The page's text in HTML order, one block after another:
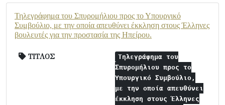
Τηλεγράφημα του Σπυρομήλιου προς το Υπουργικό
Συμβούλιο, με την οποία απευθύνει έκκληση στους Έλληνες
βουλευτές για την προστασία της Ηπείρου.
ΤΙΤΛΟΣ
Τηλεγράφημα του
Σπυρομήλιου προς το
Υπουργικό Συμβούλιο,
με την οποία απευθύνει
έκκληση στους Έλληνες